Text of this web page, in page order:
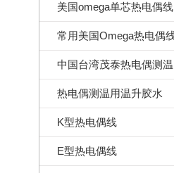
美国omega单芯热电偶线
热电偶测温用温升胶水
K型热电偶线
E型热电偶线